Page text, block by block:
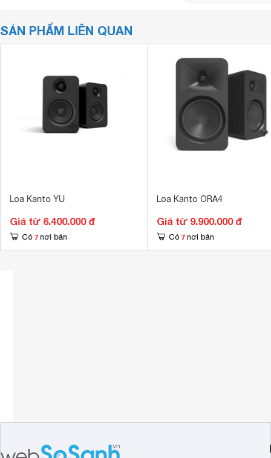
SẢN PHẨM LIÊN QUAN
Loa Kanto YU
Giá từ 6.400.000 đ
Có 7 nơi bán
Loa Kanto ORA4
Giá từ 9.900.000 đ
Có 7 nơi bán